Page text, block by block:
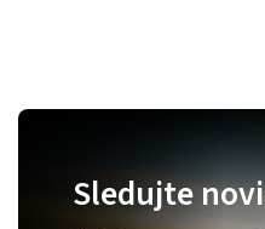
Sledujte